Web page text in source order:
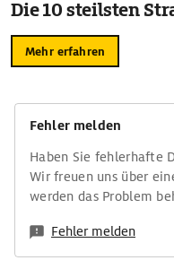
Die 10 steilsten
Mehr erfahren
Fehler melden
Haben Sie fehlerhafte
Wir freuen uns über
werden das Problem
Fehler melden